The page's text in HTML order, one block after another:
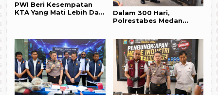
PWI Beri Kesempatan
KTA Yang Mati Lebih Dari
Dalam 300 Hari,
Polrestabes Medan
Kilogram BB
Dimusnahkan